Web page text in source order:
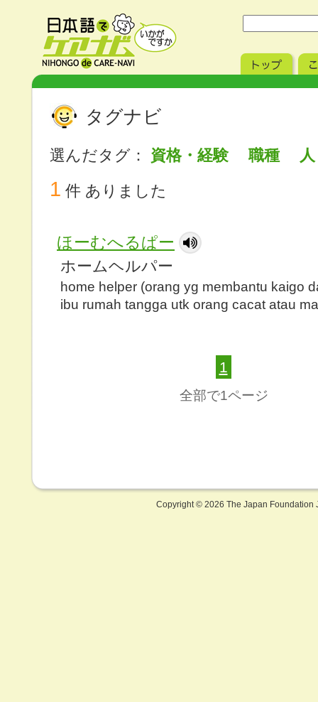
タグナビ
選んだタグ： 資格・経験 職種
1 件 ありました
ほーむへるぱー
ホームヘルパー
home helper (orang yg membantu kaigo
ibu rumah tangga utk orang cacat atau
1
全部で1ページ
Copyright © 2026 The Japan Foundation